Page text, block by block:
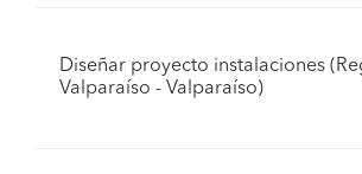
Diseñar proyecto instalaciones
Valparaíso - Valparaíso)